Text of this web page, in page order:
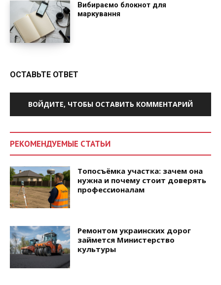
Вибираємо блокнот для
маркування
ОСТАВЬТЕ ОТВЕТ
ВОЙДИТЕ, ЧТОБЫ ОСТАВИТЬ КОММЕНТАРИЙ
РЕКОМЕНДУЕМЫЕ СТАТЬИ
Топосъёмка участка: зачем она
нужна и почему стоит доверять
профессионалам
Ремонтом украинских дорог
займется Министерство
культуры